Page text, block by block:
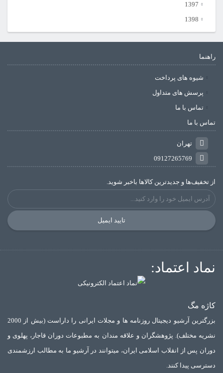
1397
1398
راهنما
شیوه های پرداخت
پرسش های متداول
تماس با ما
تماس با ما
تهران
09127265769
از تخفیف‌ها و جدیدترین‌ کالاها باخبر شوید.
تایید ایمیل
نماد اعتماد:
کاژه مگ
بزرگترین آرشیو دیجیتال روزنامه ها و مجلات ایرانی را داراست (بیش از 2000
نشریه مختلف). پژوهشگران و علاقه مندان به مطبوعات دوران قاجار، پهلوی و
دوران پس از انقلاب اسلامی ایران، میتوانند در آرشیو ما به مطالب ارزشمندی
دسترسی پیدا کنند.